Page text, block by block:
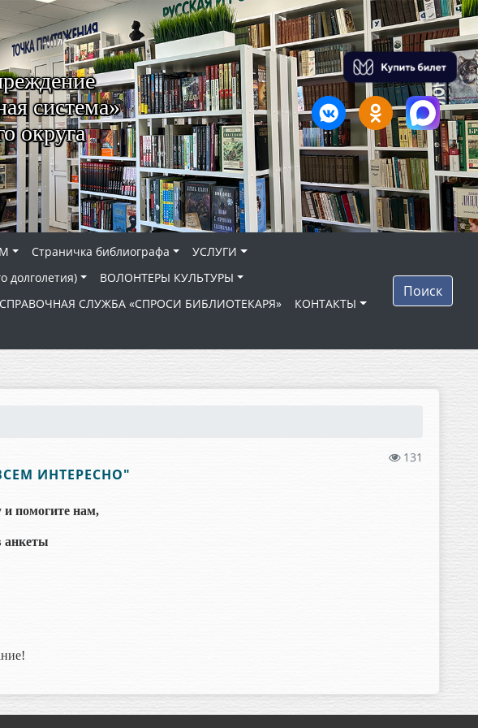
система»
округа
Страничка библиографа
УСЛУГИ
долголетия)
ВОЛОНТЕРЫ КУЛЬТУРЫ
СЛУЖБА «СПРОСИ БИБЛИОТЕКАРЯ»
КОНТАКТЫ
Поиск
131
ИНТЕРЕСНО"
помогите нам,
анкеты